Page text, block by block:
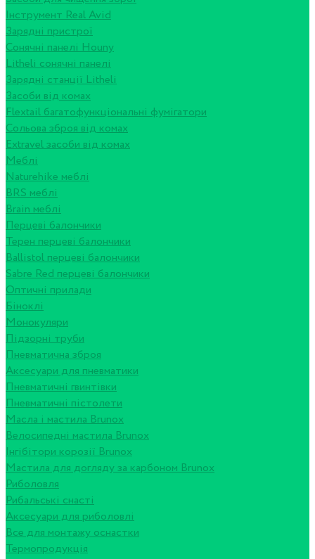
Інструмент Real Avid
Зарядні пристрої
Сонячні панелі Houny
Litheli сонячні панелі
Зарядні станції Litheli
Засоби від комах
Flextail багатофункціональні фумігатори
Сольова зброя від комах
Extravel засоби від комах
Меблі
Naturehike меблі
BRS меблі
Brain меблі
Перцеві балончики
Терен перцеві балончики
Ballistol перцеві балончики
Sabre Red перцеві балончики
Оптичні прилади
Біноклі
Монокуляри
Підзорні труби
Пневматична зброя
Аксесуари для пневматики
Пневматичні гвинтівки
Пневматичні пістолети
Масла і мастила Brunox
Велосипедні мастила Brunox
Інгібітори корозії Brunox
Мастила для догляду за карбоном Brunox
Риболовля
Рибальські снасті
Аксесуари для риболовлі
Все для монтажу оснастки
Термопродукція